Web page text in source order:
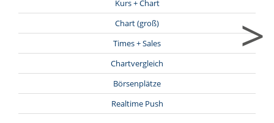
Kurs + Chart
Chart (groß)
Times + Sales
Chartvergleich
Börsenplätze
Realtime Push
>